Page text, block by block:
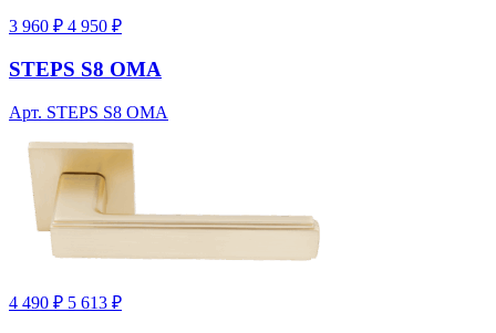
3 960 ₽ 4 950 ₽
STEPS S8 OMA
Арт. STEPS S8 OMA
4 490 ₽ 5 613 ₽